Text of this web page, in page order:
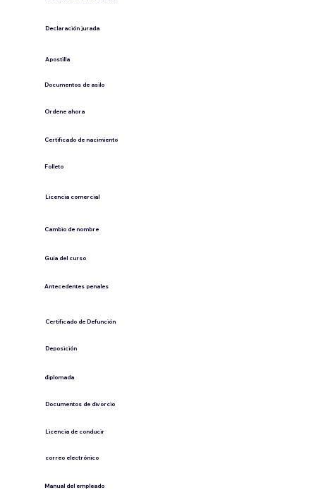
Declaración jurada
​Apostilla
Documentos de asilo
Ordene ahora
Certificado de nacimiento
Folleto
​Licencia comercial
Cambio de nombre
Guía del curso
Antecedentes penales
​Certificado de Defunción
​Deposición
diplomada
Documentos de divorcio
Licencia de conducir
​correo electrónico
Manual del empleado